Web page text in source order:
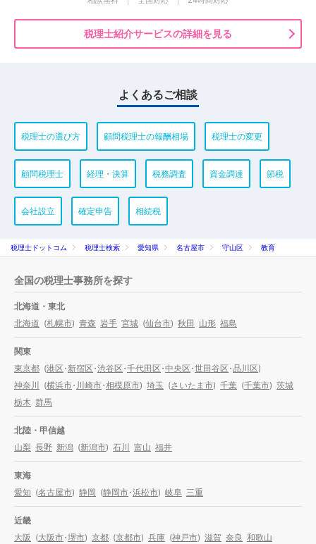
税理士紹介サービスの詳細を見る
よくあるご相談
税理士の選び方 顧問税理士の報酬相場 税理士の変更
顧問税理士 経理・決算 税務調査 資金調達 節税
会社設立 確定申告 相続税
税理士ドットコム 税理士検索 愛知県 名古屋市 守山区 教育
全国の税理士事務所を探す
北海道・東北
北海道 (札幌市) 青森 岩手 宮城 (仙台市) 秋田 山形 福島
関東
東京都 (港区・新宿区・渋谷区・千代田区・中央区・世田谷区・品川区)
神奈川
(横浜市・川崎市・相模原市) 埼玉 (さいたま市) 千葉 (千葉市) 茨城
栃木 群馬
北陸・甲信越
山梨 長野 新潟 (新潟市) 石川 富山 福井
東海
愛知 (名古屋市) 静岡 (静岡市・浜松市) 岐阜 三重
近畿
大阪 (大阪市・堺市) 京都 (京都市) 兵庫 (神戸市) 滋賀 奈良 和歌山